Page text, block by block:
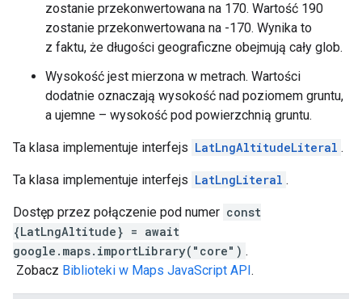
zostanie przekonwertowana na 170. Wartość 190
zostanie przekonwertowana na -170. Wynika to
z faktu, że długości geograficzne obejmują cały glob.
Wysokość jest mierzona w metrach. Wartości
dodatnie oznaczają wysokość nad poziomem gruntu,
a ujemne – wysokość pod powierzchnią gruntu.
Ta klasa implementuje interfejs LatLngAltitudeLiteral .
Ta klasa implementuje interfejs LatLngLiteral .
Dostęp przez połączenie pod numer const
{LatLngAltitude} = await
google.maps.importLibrary("core") .
Zobacz Biblioteki w Maps JavaScript API .